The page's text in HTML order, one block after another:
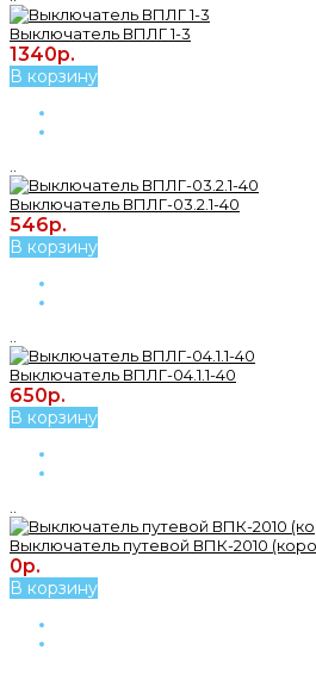
Выключатель ВПЛГ 1-3
1340р.
В корзину
Выключатель ВПЛГ-03.2.1-40
546р.
В корзину
Выключатель ВПЛГ-04.1.1-40
650р.
В корзину
Выключатель путевой ВПК-2010
0р.
В корзину